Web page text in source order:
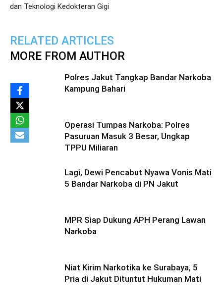
dan Teknologi Kedokteran Gigi
RELATED ARTICLES
MORE FROM AUTHOR
Polres Jakut Tangkap Bandar Narkoba
Kampung Bahari
Operasi Tumpas Narkoba: Polres
Pasuruan Masuk 3 Besar, Ungkap
TPPU Miliaran
Lagi, Dewi Pencabut Nyawa Vonis Mati
5 Bandar Narkoba di PN Jakut
MPR Siap Dukung APH Perang Lawan
Narkoba
Niat Kirim Narkotika ke Surabaya, 5
Pria di Jakut Dituntut Hukuman Mati